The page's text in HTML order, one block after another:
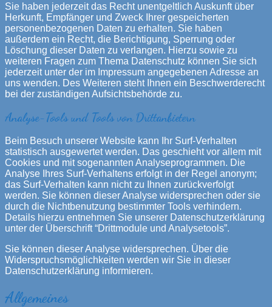
Sie haben jederzeit das Recht unentgeltlich Auskunft über
Herkunft, Empfänger und Zweck Ihrer gespeicherten
personenbezogenen Daten zu erhalten. Sie haben
außerdem ein Recht, die Berichtigung, Sperrung oder
Löschung dieser Daten zu verlangen. Hierzu sowie zu
weiteren Fragen zum Thema Datenschutz können Sie sich
jederzeit unter der im Impressum angegebenen Adresse an
uns wenden. Des Weiteren steht Ihnen ein Beschwerderecht
bei der zuständigen Aufsichtsbehörde zu.
Analyse-Tools und Tools von Drittanbietern
Beim Besuch unserer Website kann Ihr Surf-Verhalten
statistisch ausgewertet werden. Das geschieht vor allem mit
Cookies und mit sogenannten Analyseprogrammen. Die
Analyse Ihres Surf-Verhaltens erfolgt in der Regel anonym;
das Surf-Verhalten kann nicht zu Ihnen zurückverfolgt
werden. Sie können dieser Analyse widersprechen oder sie
durch die Nichtbenutzung bestimmter Tools verhindern.
Details hierzu entnehmen Sie unserer Datenschutzerklärung
unter der Überschrift “Drittmodule und Analysetools”.
Sie können dieser Analyse widersprechen. Über die
Widerspruchsmöglichkeiten werden wir Sie in dieser
Datenschutzerklärung informieren.
Allgemeines